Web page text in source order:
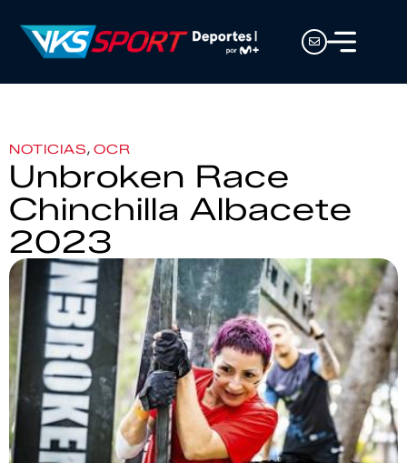
NOTICIAS, OCR
Unbroken Race
Chinchilla Albacete
2023